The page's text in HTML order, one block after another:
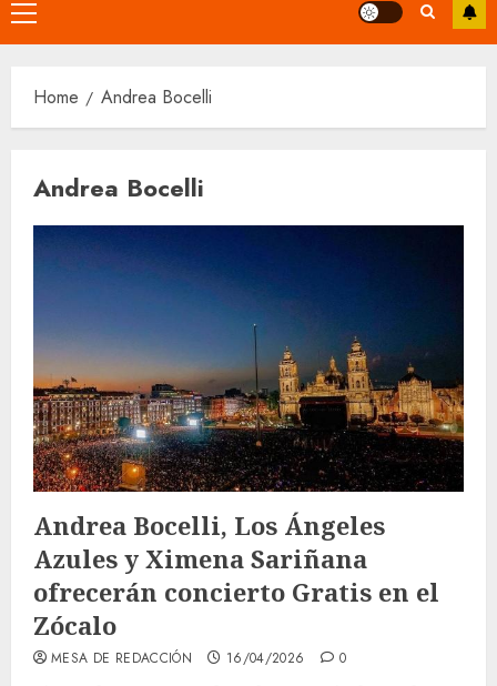
Primary
Menu
Home Andrea Bocelli
Andrea Bocelli
Andrea Bocelli, Los Ángeles
Azules y Ximena Sariñana
ofrecerán concierto Gratis en el
Zócalo
MESA DE REDACCIÓN 16/04/2026 0